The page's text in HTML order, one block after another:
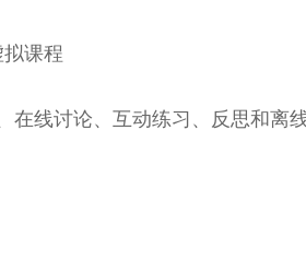
课程
在线讨论、互动练习、反思和离